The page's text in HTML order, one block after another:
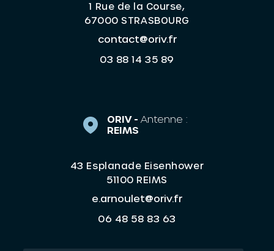
1 Rue de la Course,
67000 STRASBOURG
contact@oriv.fr
03 88 14 35 89
ORIV - Antenne :
REIMS
43 Esplanade Eisenhower
51100 REIMS
e.arnoulet@oriv.fr
06 48 58 83 63